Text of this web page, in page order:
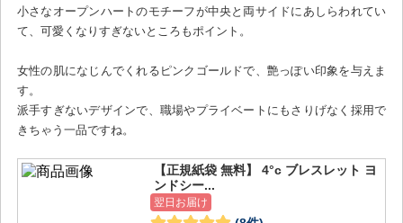
小さなオープンハートのモチーフが中央と両サイドにあしらわれてい
て、可愛くなりすぎないところもポイント。
女性の肌になじんでくれるピンクゴールドで、艶っぽい印象を与えま
す。
派手すぎないデザインで、職場やプライベートにもさりげなく採用で
きちゃう一品ですね。